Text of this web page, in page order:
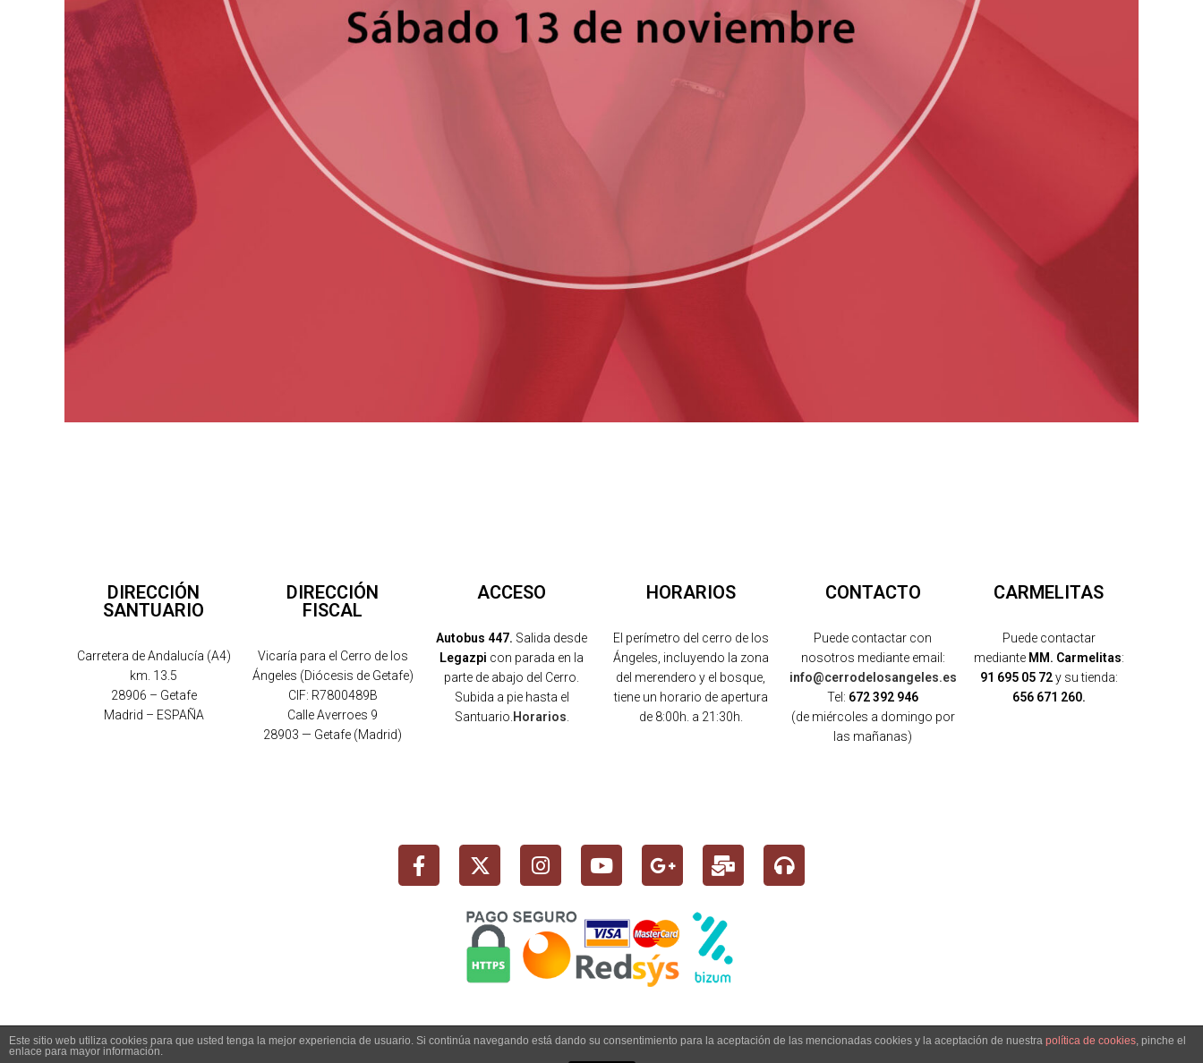
DIRECCIÓN
SANTUARIO
Carretera de Andalucía (A4)
km. 13.5
28906 – Getafe
Madrid – ESPAÑA
DIRECCIÓN
FISCAL
Vicaría para el Cerro de los
Ángeles (Diócesis de Getafe)
CIF: R7800489B
Calle Averroes 9
28903 — Getafe (Madrid)
ACCESO
Autobus 447. Salida desde
Legazpi con parada en la
parte de abajo del Cerro.
Subida a pie hasta el
Santuario. Horarios
HORARIOS
El perímetro del cerro de los
Ángeles, incluyendo la zona
del merendero y el bosque,
tiene un horario de apertura
de 8:00h. a 21:30h.
CONTACTO
Puede contactar con
nosotros mediante email:
info@cerrodelosangeles.es
Tel: 672 392 946
(de miércoles a domingo por
las mañanas)
CARMELITAS
Puede contactar
medianteMM. Carmelitas:
91 695 05 72y su tienda:
656 671 260.
Copyright 2026 - Santuario del Cerro de los Ángeles - info@cerrodelosangeles.es -
Este sitio web utiliza cookies para que usted tenga la mejor experiencia de usuario. Si continúa navegando está dando su consentimiento para la aceptación de las mencionadas cookies y la aceptación de nuestra política de cookies, pinche el
enlace para mayor información.